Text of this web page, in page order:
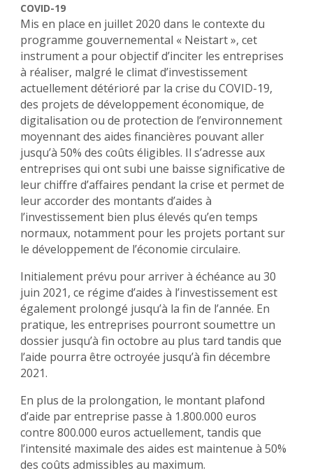
COVID-19
Mis en place en juillet 2020 dans le contexte du
programme gouvernemental « Neistart », cet
instrument a pour objectif d’inciter les entreprises
à réaliser, malgré le climat d’investissement
actuellement détérioré par la crise du COVID-19,
des projets de développement économique, de
digitalisation ou de protection de l’environnement
moyennant des aides financières pouvant aller
jusqu’à 50% des coûts éligibles. Il s’adresse aux
entreprises qui ont subi une baisse significative de
leur chiffre d’affaires pendant la crise et permet de
leur accorder des montants d’aides à
l’investissement bien plus élevés qu’en temps
normaux, notamment pour les projets portant sur
le développement de l’économie circulaire.
Initialement prévu pour arriver à échéance au 30
juin 2021, ce régime d’aides à l’investissement est
également prolongé jusqu’à la fin de l’année. En
pratique, les entreprises pourront soumettre un
dossier jusqu’à fin octobre au plus tard tandis que
l’aide pourra être octroyée jusqu’à fin décembre
2021.
En plus de la prolongation, le montant plafond
d’aide par entreprise passe à 1.800.000 euros
contre 800.000 euros actuellement, tandis que
l’intensité maximale des aides est maintenue à 50%
des coûts admissibles au maximum.